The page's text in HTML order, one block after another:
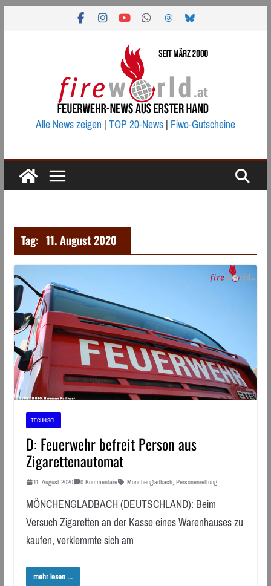
Alle News zeigen|TOP 20-News|Fiwo-Gutscheine
Tag: 11. August 2020
TECHNISCH
D: Feuerwehr befreit Person aus
Zigarettenautomat
11. August 2020 0 Kommentare Mönchengladbach, Personenrettung
MÖNCHENGLADBACH (DEUTSCHLAND): Beim
Versuch Zigaretten an der Kasse eines Warenhauses zu
kaufen, verklemmte sich am
mehr lesen ...